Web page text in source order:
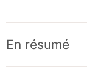
En résumé